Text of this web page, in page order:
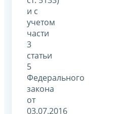
и с
учетом
части
3
статьи
5
Федерального
закона
от
03.07.2016